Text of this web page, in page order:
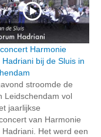
Harmonie
Hadriani bij de Sluis in
stroomde de
Leidschendam vol
jaarlijkse
van Harmonie
Hadriani. Het werd een